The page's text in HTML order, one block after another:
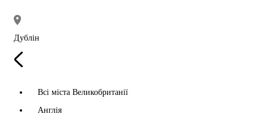
Дублін
Всі міста Великобританії
Англія